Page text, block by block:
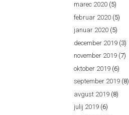
marec 2020 (5)
februar 2020 (5)
januar 2020 (5)
december 2019 (3)
november 2019 (7)
oktober 2019 (6)
september 2019 (8)
avgust 2019 (8)
julij 2019 (6)